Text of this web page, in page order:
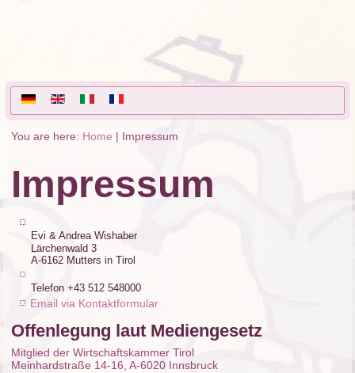
You are here: Home | Impressum
Impressum
Evi & Andrea Wishaber
Lärchenwald 3
A-6162 Mutters in Tirol
Telefon +43 512 548000
Email via Kontaktformular
Offenlegung laut Mediengesetz
Mitglied der Wirtschaftskammer Tirol
Meinhardstraße 14-16, A-6020 Innsbruck